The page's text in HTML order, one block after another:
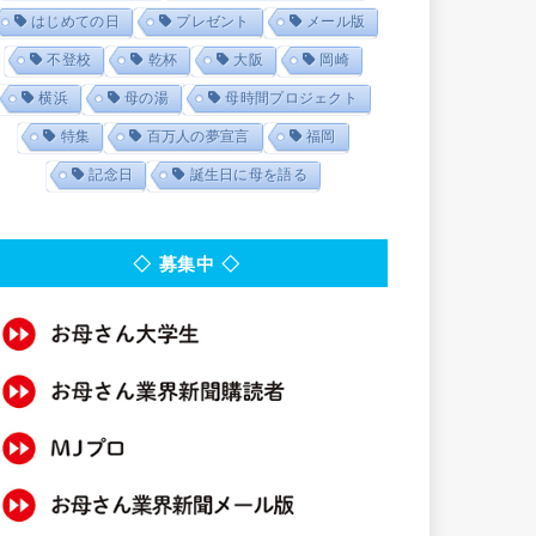
はじめての日 プレゼント メール版
不登校 乾杯 大阪 岡崎
横浜 母の湯 母時間プロジェクト
特集 百万人の夢宣言 福岡
記念日 誕生日に母を語る
◇ 募集中 ◇